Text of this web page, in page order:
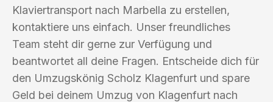
Klaviertransport nach Marbella zu erstellen,
kontaktiere uns einfach. Unser freundliches
Team steht dir gerne zur Verfügung und
beantwortet all deine Fragen. Entscheide dich für
den Umzugskönig Scholz Klagenfurt und spare
Geld bei deinem Umzug von Klagenfurt nach